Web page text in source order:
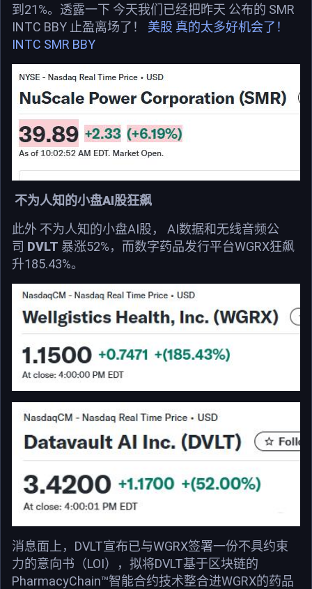
到21%。透露一下 今天我们已经把昨天 公布的 SMR
INTC BBY 止盈离场了！ 美股 真的太多好机会了！
INTC SMR BBY
不为人知的小盘AI股狂飙
此外 不为人知的小盘AI股， AI数据和无线音频公
司 DVLT 暴涨52%，而数字药品发行平台WGRX狂飙
升185.43%。
消息面上，DVLT宣布已与WGRX签署一份不具约束
力的意向书（LOI），拟将DVLT基于区块链的
PharmacyChain™智能合约技术整合进WGRX的药品